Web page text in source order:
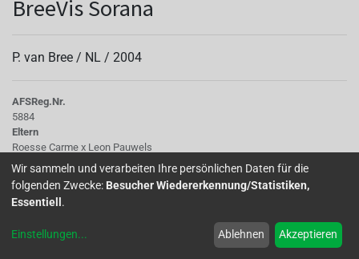
BreeVis Sorana
P. van Bree / NL / 2004
AFSReg.Nr.
5884
Eltern
Roesse Carme x Leon Pauwels
Tubus
Hellrosa, klein, dick
Sepalen
Hellrosa, zurückgeschlagen
dunkelviolett
Wir sammeln und verarbeiten Ihre persönlichen Daten für die
folgenden Zwecke: Besucher Wiedererkennung/Statistiken,
Essentiell .
Einstellungen... Ablehnen Akzeptieren